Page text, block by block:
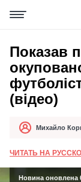
Показав
(відео)
АвторМихайло
Дата публікації
ЧИТАТЬ НА
Новина оновлена